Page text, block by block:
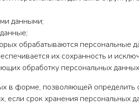
данными;
обрабатываются персональные
их сохранность и
обработку персональных
в форме, позволяющей определить
если срок хранения персональных